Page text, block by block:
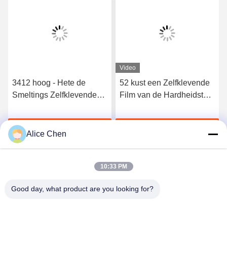
3412 hoog - Hete de
Smeltings Zelfklevende
Elastische Polyurethaan
Krijg Beste Prijs
Video
52 kust een Zelfklevende
Film van de Hardheidstpu
Naadloos Ondergoed
Alice Chen
10:33 PM
Good day, what product are you looking for?